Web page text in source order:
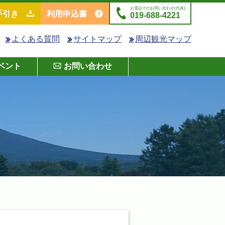
引き 利用申込書
お電話でのお問い合わせ(代表)
019-688-4221
よくある質問 サイトマップ 周辺観光マップ
ント お問い合わせ